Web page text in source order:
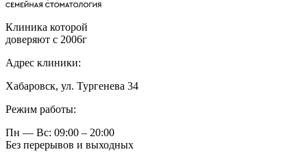
Клиника которой
доверяют с 2006г
Адрес клиники:
Хабаровск, ул. Тургенева 34
Режим работы:
Пн — Вс: 09:00 – 20:00
Без перерывов и выходных